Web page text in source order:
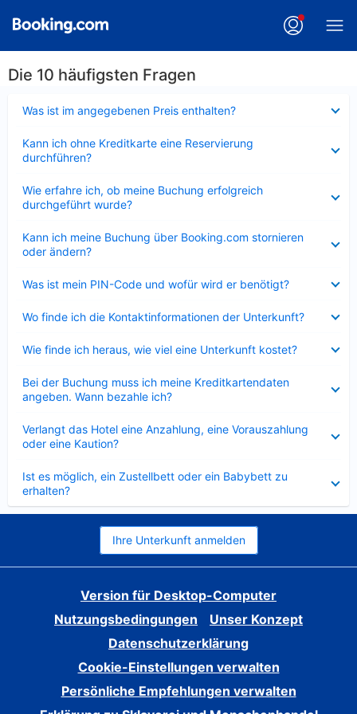
Die 10 häufigsten Fragen
Was ist im angegebenen Preis enthalten?
Kann ich ohne Kreditkarte eine Reservierung
durchführen?
Wie erfahre ich, ob meine Buchung erfolgreich
durchgeführt wurde?
Kann ich meine Buchung über Booking.com stornieren
oder ändern?
Was ist mein PIN-Code und wofür wird er benötigt?
Wo finde ich die Kontaktinformationen der Unterkunft?
Wie finde ich heraus, wie viel eine Unterkunft kostet?
Bei der Buchung muss ich meine Kreditkartendaten
angeben. Wann bezahle ich?
Verlangt das Hotel eine Anzahlung, eine Vorauszahlung
oder eine Kaution?
Ist es möglich, ein Zustellbett oder ein Babybett zu
erhalten?
Ihre Unterkunft anmelden
Version für Desktop-Computer
Nutzungsbedingungen
Unser Konzept
Datenschutzerklärung
Cookie-Einstellungen verwalten
Persönliche Empfehlungen verwalten